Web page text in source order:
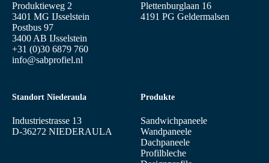
Produktieweg 2
3401 MG IJsselstein
Postbus 97
3400 AB IJsselstein
+31 (0)30 6879 760
info@sabprofiel.nl
Produkte
Sandwichpaneele
Wandpaneele
Dachpaneele
Profilbleche
Plettenburglaan 16
4191 PG Geldermalsen
Standort Niederaula
Industriestrasse 13
D-36272 NIEDERAULA